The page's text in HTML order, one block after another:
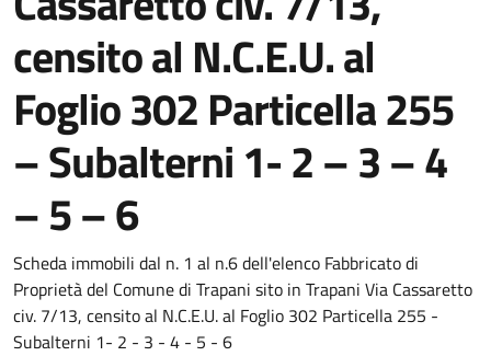
censito al N.C.E.U. al
Foglio 302 Particella 255
– Subalterni 1- 2 – 3 – 4
– 5 – 6
Dettagli del documento
Scheda immobili dal n. 1 al n.6 dell'elenco Fabbricato di
Proprietà del Comune di Trapani sito in Trapani Via Cassaretto
civ. 7/13, censito al N.C.E.U. al Foglio 302 Particella 255 -
Subalterni 1- 2 - 3 - 4 - 5 - 6